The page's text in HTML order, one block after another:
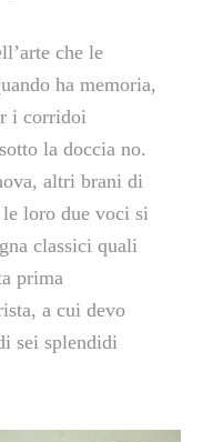
che le
ha memoria,
i corridoi
la doccia no.
altri brani di
loro due voci si
classici quali
prima
a cui devo
sei splendidi